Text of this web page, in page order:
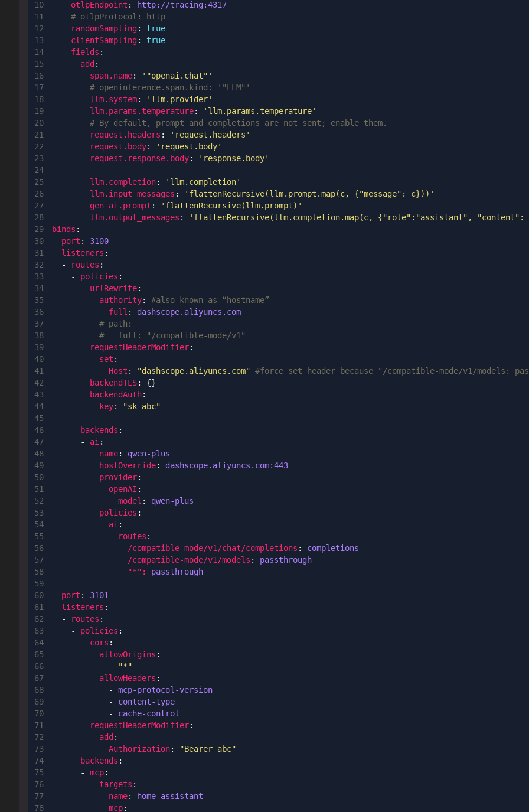
10
11
14
16
17
18
19
20
21
24
26
27
28
29
30
31
34
36
37
38
39
40
41
44
46
47
48
49
50
51
54
56
57
58
59
60
61
64
66
67
68
69
70
71
74
76
77
78
otlpEndpoint :
http://tracing:4317
# otlpProtocol: http
randomSampling:
true
clientSampling:
true
fields :
add :
span.name:
'"openai.chat"'
# openinference.span.kind: '"LLM"'
llm.system:
'llm.provider'
llm.params.temperature:
'llm.params.temperature'
# By default, prompt and completions are not sent; enable them.
request.headers :
'request.headers'
request.body:
'request.body'
request.response.body: 'response.body'
llm.completion:
'llm.completion'
llm.input_messages :
'flattenRecursive(llm.prompt.map(c, {"message": c}))'
gen_ai.prompt :
'flattenRecursive(llm.prompt)'
llm.output_messages :
'flattenRecursive(llm.completion.map(c, {"role":"assistant",
binds :
- port :
3100
listeners :
-
routes :
- policies :
urlRewrite:
authority:
#also known as “hostname”
full :
dashscope.aliyuncs.com
# path:
#   full: "/compatible-mode/v1"
requestHeaderModifier:
set :
Host : "dashscope.aliyuncs.com" #force set header because "/compatible-mode/v1/models:
backendTLS:
{}
backendAuth:
key: "sk-abc"
backends :
- ai:
name:
qwen-plus
hostOverride:
dashscope.aliyuncs.com:443
provider:
openAI :
model :
qwen-plus
policies :
ai:
routes :
/compatible-mode/v1/chat/completions :
completions
/compatible-mode/v1/models :
passthrough
"*": passthrough
- port :
3101
listeners :
-
routes :
- policies :
cors :
allowOrigins :
-
"*"
allowHeaders :
- mcp-protocol-version
- content-type
- cache-control
requestHeaderModifier:
add :
Authorization:
"Bearer abc"
backends :
- mcp:
targets :
- name:
home-assistant
mcp: